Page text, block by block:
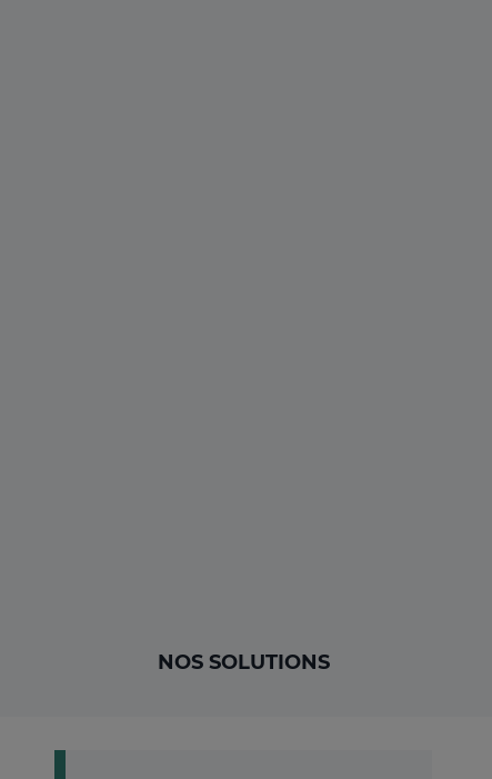
NOS SOLUTIONS